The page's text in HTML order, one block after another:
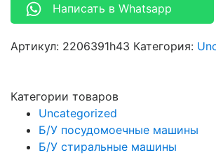
Написать в Whatsapp
Артикул: 2206391h43 Категория:
Категории товаров
Uncategorized
Б/У посудомоечные машины
Б/У стиральные машины